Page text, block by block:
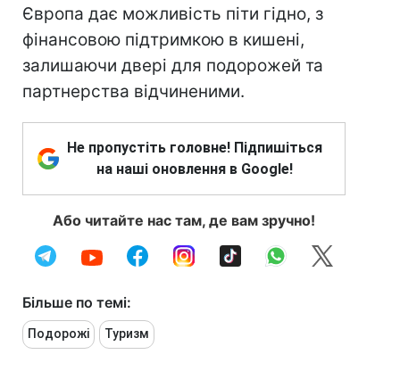
Європа дає можливість піти гідно, з
фінансовою підтримкою в кишені,
залишаючи двері для подорожей та
партнерства відчиненими.
Не пропустіть головне! Підпишіться
на наші оновлення в Google!
Або читайте нас там, де вам зручно!
Більше по темі:
Подорожі Туризм